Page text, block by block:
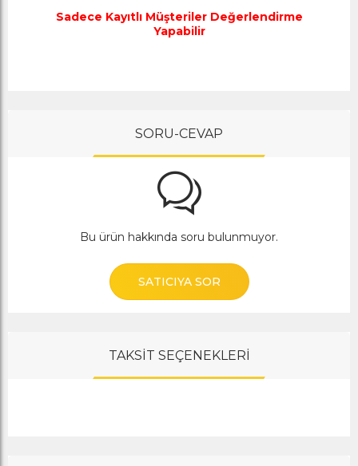
Sadece Kayıtlı Müşteriler Değerlendirme
Yapabilir
SORU-CEVAP
Bu ürün hakkında soru bulunmuyor.
SATICIYA SOR
TAKSİT SEÇENEKLERİ